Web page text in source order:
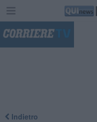
Indietro